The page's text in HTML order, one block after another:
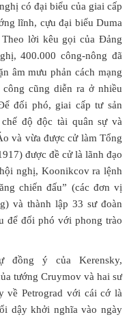
có đại biểu của giai cấp
lĩnh, cựu đại biểu Duma
lời kêu gọi của Đảng
400.000 công-nông đã
âm mưu phản cách mạng
cũng diễn ra ở nhiều
đối phó, giai cấp tư sản
độ độc tài quân sự và
và vừa được cử làm Tổng
được đề cử là lãnh đạo
nghị, Koonikcov ra lệnh
chiến đấu” (các đơn vị
và thành lập 33 sư đoàn
để đối phó với phong trào
đồng ý của Kerensky,
tướng Cruymov và hai sư
về Petrograd với cái cớ là
dậy khởi nghĩa vào ngày